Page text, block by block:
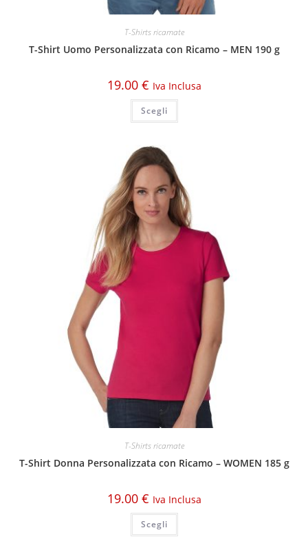
T-Shirts ricamate
T-Shirt Uomo Personalizzata con Ricamo – MEN 190 g
19.00 € Iva Inclusa
Scegli
T-Shirts ricamate
T-Shirt Donna Personalizzata con Ricamo – WOMEN 185 g
19.00 € Iva Inclusa
Scegli